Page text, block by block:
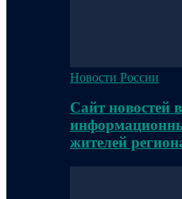
Новости России
Сайт новостей
жителей